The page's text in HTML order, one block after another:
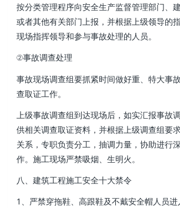
按分类管理程序向安全生产监督管理部门、
或者其他有关部门上报，并根据上级领导的指
现场指挥领导和参与事故处理的人员。
②事故调查处理
事故现场调查组要抓紧时间做好重、特大事
查取证工作。
上级事故调查组到达现场后，如实汇报事故调
供相关调查取证资料，并根据上级调查组要求
关系，专职负责分工 ，抽调力量，协助进
作 。施工现场严禁吸烟、生明火。
八、建筑工程施工安全十大禁令
1、严禁穿拖鞋  、高跟鞋及不戴安全帽人员进